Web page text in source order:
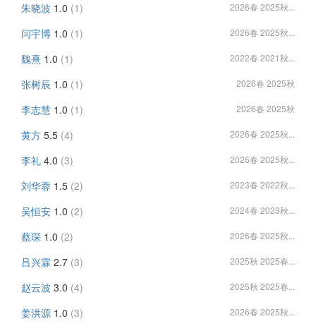
朱晓波 1.0 (1) 2026春 2025秋...
闫宇博 1.0 (1) 2026春 2025秋...
魏熹 1.0 (1) 2022春 2021秋...
张树辰 1.0 (1) 2026春 2025秋
李志慧 1.0 (1) 2026春 2025秋
黄方 5.5 (4) 2026春 2025秋...
李礼 4.0 (3) 2026春 2025秋...
刘华蓉 1.5 (2) 2023春 2022秋...
吴恒安 1.0 (2) 2024春 2023秋...
蔡琛 1.0 (2) 2026春 2025秋...
吕兴霖 2.7 (3) 2025秋 2025春...
赵云波 3.0 (4) 2025秋 2025春...
姜洪源 1.0 (3) 2026春 2025秋...